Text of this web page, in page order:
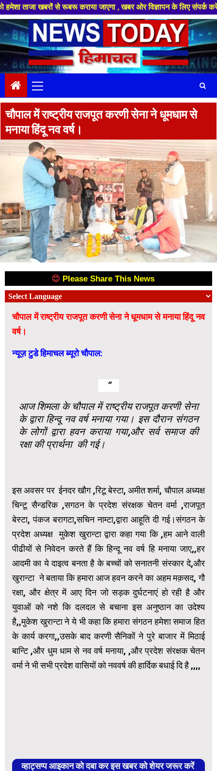
से रूबरू कराया जाएगा , खबर ओर विज्ञापन के लिए संपर्क करे +91
Skip
to
content
Menu
चौपाल में राष्ट्रीय राजपूत करणी सेना ने धूमधाम से
मनाया हिंदू नव वर्ष।
😊 Please Share This News
चौपाल में राष्ट्रीय राजपूत करणी सेना ने धूमधाम से मनाया हिंदू नव
वर्ष।
न्यूज़ टुडे हिमाचल ब्यूरो चौपाल:
आज शिमला के चौपाल में राष्ट्रीय राजपूत करणी सेना
के द्वारा हिन्दू नव वर्ष मनाया गया। इस दौरान संगठन
के लोगों द्वारा हवन कराया गया,और सर्व समाज की
रक्षा की प्रार्थना की गई।
इस अवसर पर ईनदर खौग ,रिटू बेस्टा, अमीत शर्मा, चौपाल अध्यक्ष
चिन्टू सैन्डरिक ,सगठन के प्रदेश संरक्षक चेतन वर्मा ,राजपूत
बेस्टा, पंकज बरागटा,सचिन नाम्टा,द्वारा आहूति दी गई।संगठन के
प्रदेश अध्यक्ष मुकेश खुरान्टा द्वारा कहा गया कि ,हम आने वाली
पीढीयों से निवेदन करते हैं कि हिन्दू नव वर्ष हि मनाया जाए,,हर
आदमी का ये दाइत्व बनता है के बच्चों को सनातनी संस्कार दे,और
खुरान्टा ने बताया कि हमारा आज हवन करने का अहम मक़सद, गौ
रक्षा, और क्षेत्र में आए दिन जो सड़क दुर्घटनाएं हो रही है और
युवाओं को नशे कि दलदल से बचाना इस अनुष्ठान का उदेश्य
है,,मुकेश खुरान्टा ने ये भी कहा कि हमारा संगठन हमेशा समाज हित
के कार्य करगा,,उसके बाद करणी सैनिकों ने पुरे बाजार में मिठाई
बान्टि ,और धुम धाम से नव वर्ष मनाया, ,और प्रदेश संरक्षक चेतन
वर्मा ने भी सभी प्रदेश वासियों को नववर्ष की हार्दिक बधाई दि है ,,,,
व्हाट्सप्प आइकान को दबा कर इस खबर को शेयर जरूर करें